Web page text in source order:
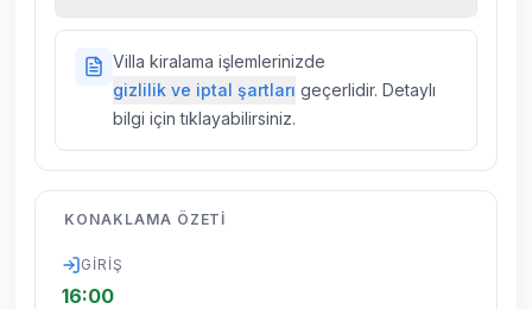
sigortaları fiyatlara dahil değildir.
villalarımızda düzenli olarak ilaçlama
yapılmaktadır. Buna rağmen çevrede
kelebek, böcek, sinek vs. bulunma ihtimali
dönemsel olarak altyapı çalışmaları
yapılabilmektedir. Bu çalışma nedeniyle yol
Villa kiralama işlemlerinizde
gizlilik ve iptal şartları geçerlidir. Detaylı
bilgi için tıklayabilirsiniz.
KONAKLAMA ÖZETI
GIRIŞ
16:00